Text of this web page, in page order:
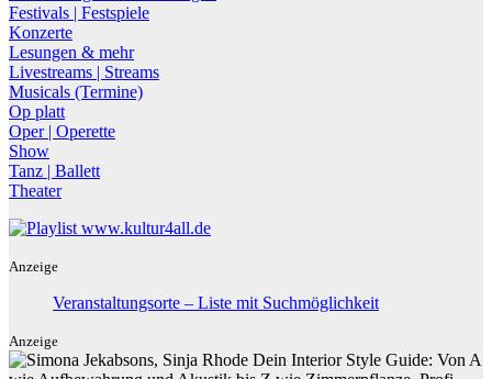
Festivals | Festspiele
Konzerte
Lesungen & mehr
Livestreams | Streams
Musicals (Termine)
Op platt
Oper | Operette
Show
Tanz | Ballett
Theater
Anzeige
Veranstaltungsorte – Liste mit Suchmöglichkeit
Anzeige